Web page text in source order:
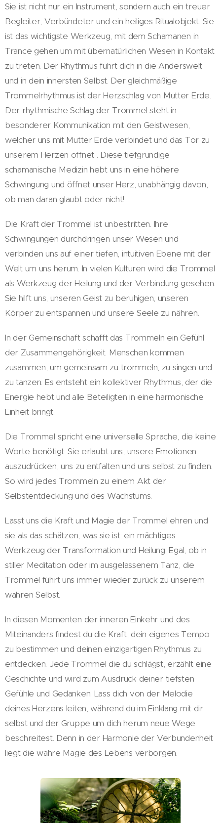
Sie ist nicht nur ein Instrument, sondern auch ein treuer
Begleiter, Verbündeter und ein heiliges Ritualobjekt. Sie
ist das wichtigste Werkzeug, mit dem Schamanen in
Trance gehen um mit übernatürlichen Wesen in Kontakt
zu treten. Der Rhythmus führt dich in die Anderswelt
und in dein innersten Selbst. Der gleichmäßige
Trommelrhythmus ist der Herzschlag von Mutter Erde.
Der rhythmische Schlag der Trommel steht in
besonderer Kommunikation mit den Geistwesen,
welcher uns mit Mutter Erde verbindet und das Tor zu
unserem Herzen öffnet . Diese tiefgründige
schamanische Medizin hebt uns in eine höhere
Schwingung und öffnet unser Herz, unabhängig davon,
ob man daran glaubt oder nicht!
Die Kraft der Trommel ist unbestritten. Ihre
Schwingungen durchdringen unser Wesen und
verbinden uns auf einer tiefen, intuitiven Ebene mit der
Welt um uns herum. In vielen Kulturen wird die Trommel
als Werkzeug der Heilung und der Verbindung gesehen.
Sie hilft uns, unseren Geist zu beruhigen, unseren
Körper zu entspannen und unsere Seele zu nähren.
In der Gemeinschaft schafft das Trommeln ein Gefühl
der Zusammengehörigkeit. Menschen kommen
zusammen, um gemeinsam zu trommeln, zu singen und
zu tanzen. Es entsteht ein kollektiver Rhythmus, der die
Energie hebt und alle Beteiligten in eine harmonische
Einheit bringt.
Die Trommel spricht eine universelle Sprache, die keine
Worte benötigt. Sie erlaubt uns, unsere Emotionen
auszudrücken, uns zu entfalten und uns selbst zu finden.
So wird jedes Trommeln zu einem Akt der
Selbstentdeckung und des Wachstums.
Lasst uns die Kraft und Magie der Trommel ehren und
sie als das schätzen, was sie ist: ein mächtiges
Werkzeug der Transformation und Heilung. Egal, ob in
stiller Meditation oder im ausgelassenem Tanz, die
Trommel führt uns immer wieder zurück zu unserem
wahren Selbst.
In diesen Momenten der inneren Einkehr und des
Miteinanders findest du die Kraft, dein eigenes Tempo
zu bestimmen und deinen einzigartigen Rhythmus zu
entdecken. Jede Trommel die du schlägst, erzählt eine
Geschichte und wird zum Ausdruck deiner tiefsten
Gefühle und Gedanken. Lass dich von der Melodie
deines Herzens leiten, während du im Einklang mit dir
selbst und der Gruppe um dich herum neue Wege
beschreitest. Denn in der Harmonie der Verbundenheit
liegt die wahre Magie des Lebens verborgen.